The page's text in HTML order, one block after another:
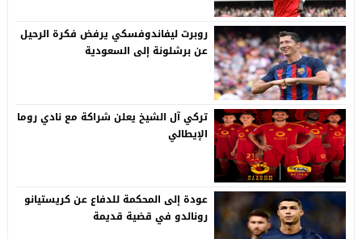
روبرت ليفاندوفسكي يرفض فكرة الرحيل
عن برشلونة إلى السعودية
تركي آل الشيخ يعلن شراكة مع نادي روما
الإيطالي
عودة إلى المحكمة للدفاع عن كريستيانو
رونالدو في قضية قديمة